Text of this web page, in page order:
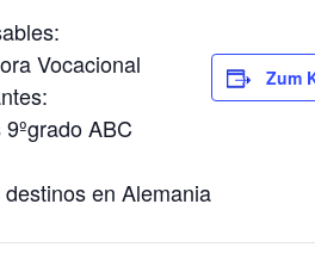
Vocacional
ABC
en Alemania
Zum